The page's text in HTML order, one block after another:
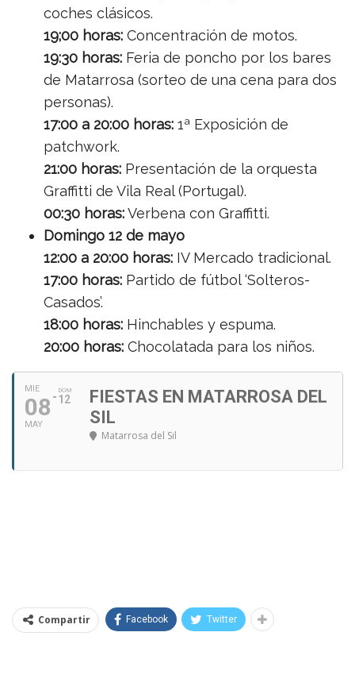
coches clásicos.
19;00 horas: Concentración de motos.
19:30 horas: Feria de poncho por los bares
de Matarrosa (sorteo de una cena para dos
personas).
17:00 a 20:00 horas: 1ª Exposición de
patchwork.
21:00 horas: Presentación de la orquesta
Graffitti de Vila Real (Portugal).
00:30 horas:Verbena con Graffitti.
Domingo 12 de mayo
12:00 a 20:00 horas: IV Mercado tradicional.
17:00 horas: Partido de fútbol ‘Solteros-
Casados’.
18:00 horas: Hinchables y espuma.
20:00 horas: Chocolatada para los niños.
MIE
08
MAY
DOM
12
FIESTAS EN MATARROSA DEL
SIL
Matarrosa del Sil
Compartir Facebook Twitter